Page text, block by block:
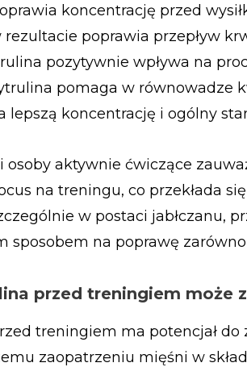
koncentrację przed
rezultacie poprawia przepływ
pozytywnie wpływa na
pomaga w równowadze
lepszą koncentrację i ogólny
osoby aktywnie ćwiczące
na treningu, co przekłada
w postaci jabłczanu,
sposobem na poprawę
przed treningiem może
treningiem ma potencjał do
zaopatrzeniu mięśni w